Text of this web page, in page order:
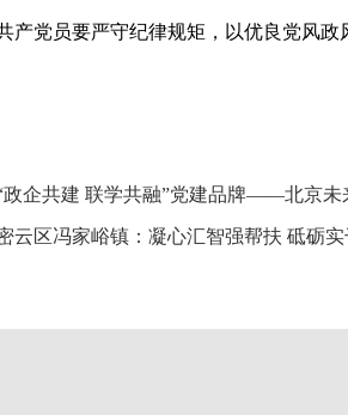
产党员要严守纪律规矩，以优良党风政
政企共建 联学共融”党建品牌——北京未
云区冯家峪镇：凝心汇智强帮扶 砥砺